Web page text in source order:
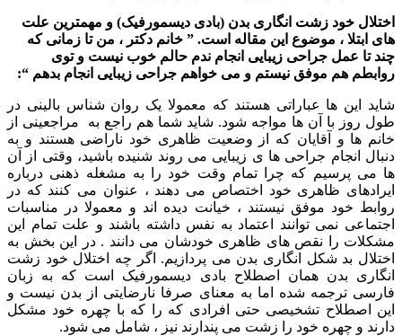
اختلال خود زشت انگاری بدن (بادی دیسمورفیک) و مهمترین علت
های ابتلا ، موضوع این مقاله است. ” خانم دکتر ، من تا زمانی که
چند تا عمل جراحی زیبایی انجام ندم حالم خوب نیست و توی
روابطم هم موفق نیستم و می خواهم جراحی زیبایی انجام بدهم “:
شاید این ها عباراتی هستند که معمولا یک روان شناس بالینی در
طول روز با آن ها مواجه شود. شاید شما هم راجع به مراجعینی از
خانم ها و آقایان که از وضعیت ظاهری خود ناراضی هستند و به
دنبال انجام جراحی ها ی زیبایی می روند شنیده باشید، وقتی از آن
ها می پرسیم که چرا تمام وقت خود را به مشغله ذهنی درباره
ایرادهای ظاهری خود اختصاص می دهند ، عنوان می کنند که در
روابط خود موفق نیستند ، خیانت دیده اند و معمولا در مناسبات
اجتماعی نمی توانند اعتماد به نفس داشته باشند و علت تمام این
مشکلات را نقص های ظاهری خودشان می دانند . در این بخش به
اختلال بد شکل انگاری بدن می پردازیم. اگر چه اختلال خود زشت
انگاری بدن همان اصطلاح بادی دیسمورفیک است که به زبان
فارسی ترجمه شده اما به معنای صرفا نارضایتی از بدن نیست و
این اصطلاح تشخیصی حتی افرادی که را که با چهره خود مشکل
دارند و چهره خود را زشت می پندارند نیز ، شامل می شود.